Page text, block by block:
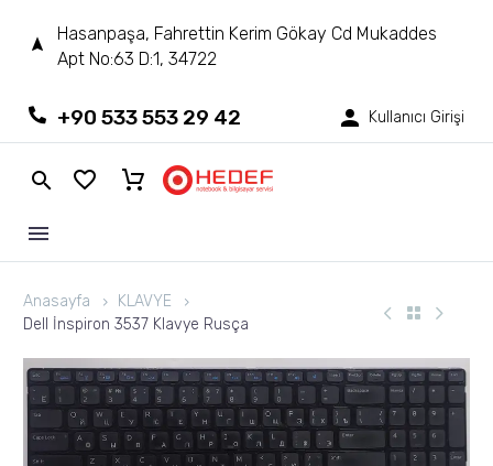
Hasanpaşa, Fahrettin Kerim Gökay Cd Mukaddes
Apt No:63 D:1, 34722
+90 533 553 29 42 Kullanıcı Girişi
Anasayfa
KLAVYE
Dell İnspiron 3537 Klavye Rusça